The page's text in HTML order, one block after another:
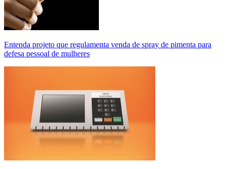
Entenda projeto que regulamenta venda de spray de pimenta para
defesa pessoal de mulheres